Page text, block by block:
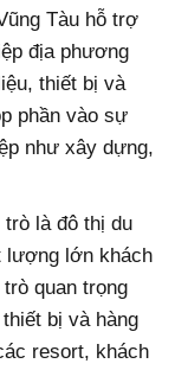
Tàu hỗ trợ
địa phương
thiết bị và
phần vào sự
như xây dựng,
là đô thị du
lượng lớn khách
quan trọng
bị và hàng
resort, khách